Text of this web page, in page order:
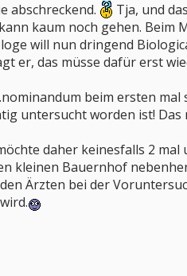
abschreckend.
Tja, und
kaum noch gehen. Beim
will nun dringend
er, das müsse dafür erst
beim ersten
untersucht worden ist!
daher keinesfalls 2
kleinen Bauernhof
Ärzten bei der